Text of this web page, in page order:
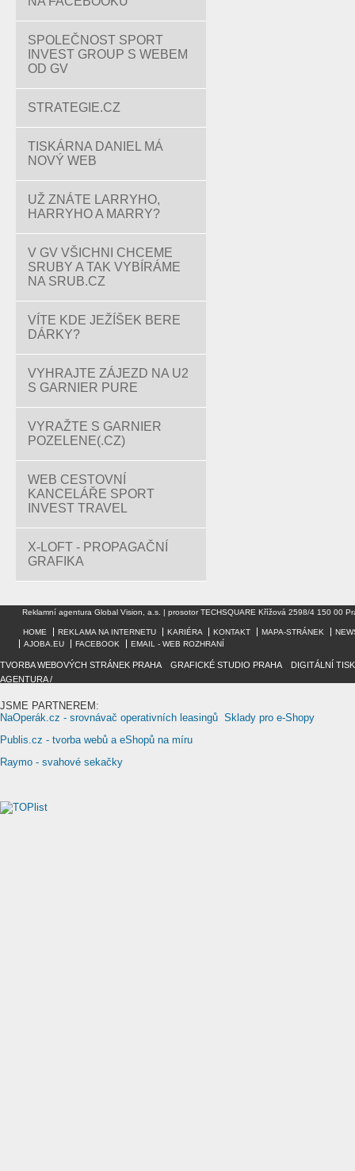
SPOLEČNOST SPORT
INVEST GROUP S WEBEM
OD GV
STRATEGIE.CZ
TISKÁRNA DANIEL MÁ
NOVÝ WEB
UŽ ZNÁTE LARRYHO,
HARRYHO A MARRY?
V GV VŠICHNI CHCEME
SRUBY A TAK VYBÍRÁME
NA SRUB.CZ
VÍTE KDE JEŽÍŠEK BERE
DÁRKY?
VYHRAJTE ZÁJEZD NA U2
S GARNIER PURE
VYRAŽTE S GARNIER
POZELENE(.CZ)
WEB CESTOVNÍ
KANCELÁŘE SPORT
INVEST TRAVEL
X-LOFT - PROPAGAČNÍ
GRAFIKA
Reklamní agentura Global Vision, a.s. | prosotor TECHSQUARE Křížová 2598/4 150 00
HOME REKLAMA NA INTERNETU KARIÉRA KONTAKT MAPA-STRÁNEK
AJOBA.EU
FACEBOOK EMAIL - WEB ROZHRANÍ
TVORBA WEBOVÝCH STRÁNEK PRAHA GRAFICKÉ STUDIO PRAHA
DIGITÁLNÍ
AGENTURA /
JSME PARTNEREM:
NaOperák.cz - srovnávač operativních leasingů Sklady pro e-Shopy
Publis.cz - tvorba webů a eShopů na míru
Raymo - svahové sekačky